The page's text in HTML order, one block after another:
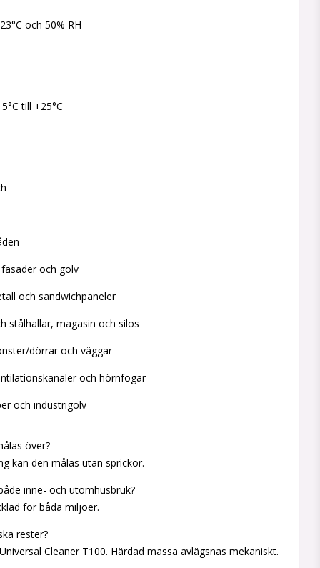
och 50% RH
till +25°C
och golv
och sandwichpaneler
stålhallar, magasin och silos
dörrar och väggar
och hörnfogar
och industrigolv
över?
kan den målas utan sprickor.
inne- och utomhusbruk?
för båda miljöer.
rester?
Cleaner T100. Härdad massa avlägsnas mekaniskt.